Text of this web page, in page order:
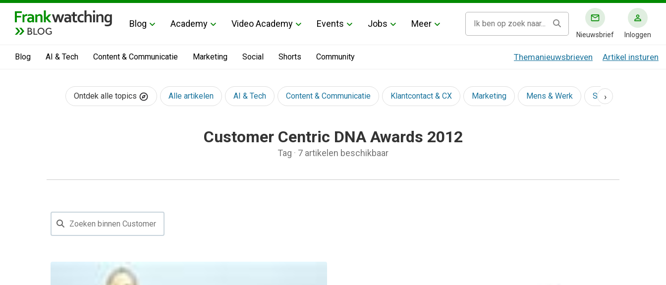
BLOG
Blog Academy Video Academy Events Jobs Meer
Nieuwsbrief Inloggen
Blog AI & Tech Content & Communicatie Marketing Social Shorts Community Themanieuwsbrieven Artikel insturen
Ontdek alle topics Alle artikelen AI & Tech Content & Communicatie Klantcontact & CX Marketing Mens & Werk Social
›
Customer Centric DNA Awards 2012
Tag · 7 artikelen beschikbaar